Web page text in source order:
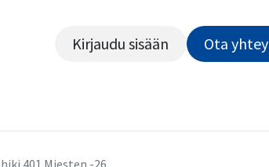
Kirjaudu sisään Ota
401 Miesten -26